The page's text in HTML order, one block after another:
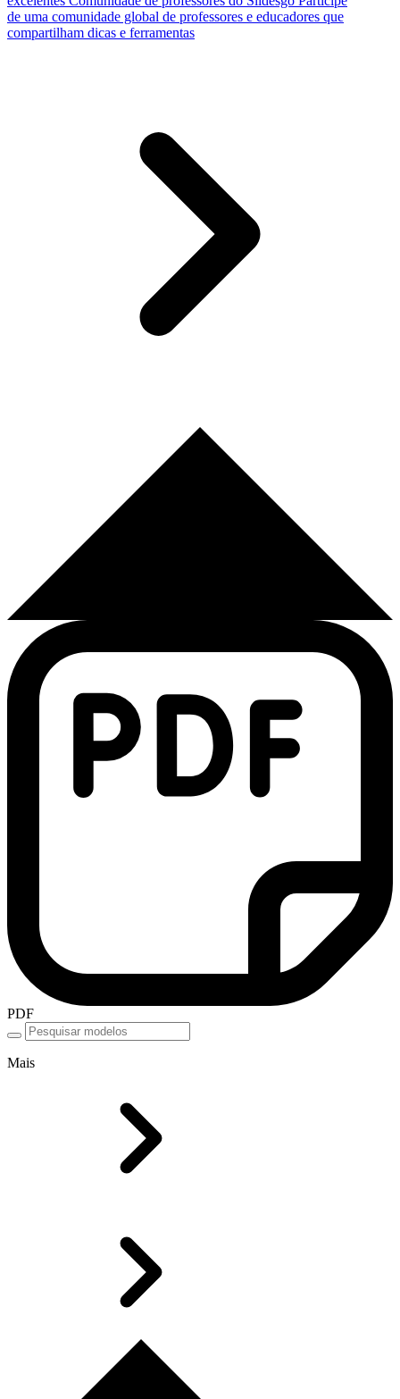
de uma comunidade global de professores e educadores que
compartilham dicas e ferramentas
PDF
Mais